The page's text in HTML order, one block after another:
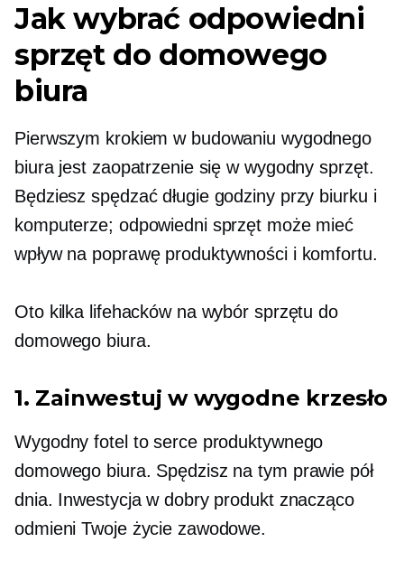
Jak wybrać odpowiedni
sprzęt do domowego
biura
Pierwszym krokiem w budowaniu wygodnego
biura jest zaopatrzenie się w wygodny sprzęt.
Będziesz spędzać długie godziny przy biurku i
komputerze; odpowiedni sprzęt może mieć
wpływ na poprawę produktywności i komfortu.
Oto kilka lifehacków na wybór sprzętu do
domowego biura.
1. Zainwestuj w wygodne krzesło
Wygodny fotel to serce produktywnego
domowego biura. Spędzisz na tym prawie pół
dnia. Inwestycja w dobry produkt znacząco
odmieni Twoje życie zawodowe.